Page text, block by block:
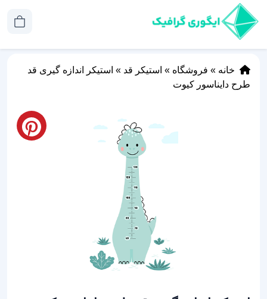
خانه » فروشگاه » استیکر قد » استیکر اندازه گیری قد
طرح دایناسور کیوت